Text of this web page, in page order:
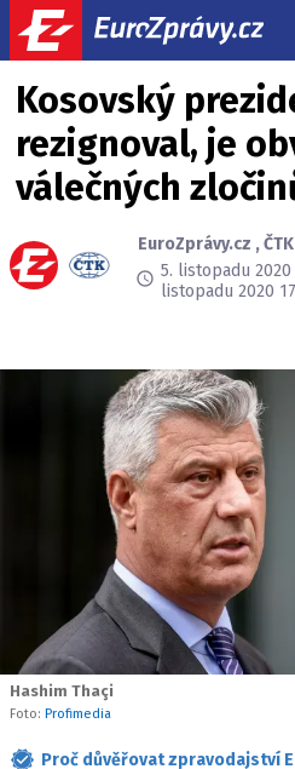
Kosovský
rezignoval, je
válečných
EuroZprávy.cz ,ČTK
5. listopadu 2020
listopadu 2020
Hashim Thaçi
Foto: Profimedia
Proč důvěřovat zpravodajství